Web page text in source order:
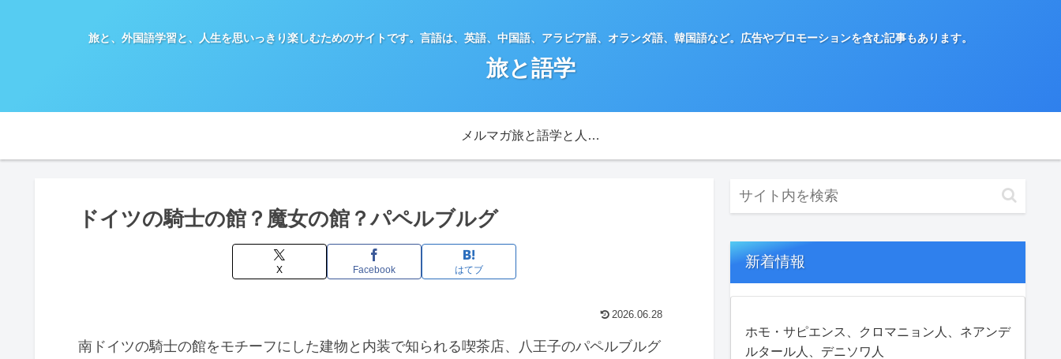
旅と、外国語学習と、人生を思いっきり楽しむためのサイトです。言語は、英語、中国語、アラビア語、オランダ語、韓国語など。広告やプロモーションを含む記事もあります。
旅と語学
メルマガ旅と語学と人生を楽しむメールマガジン
ドイツの騎士の館？魔女の館？パペルブルグ
X Facebook はてブ
2026.06.28
南ドイツの騎士の館をモチーフにした建物と内装で知られる喫茶店、八王子のパペルブルグ
新着情報
ホモ・サピエンス、クロマニョン人、ネアンデ
ルタール人、デニソワ人